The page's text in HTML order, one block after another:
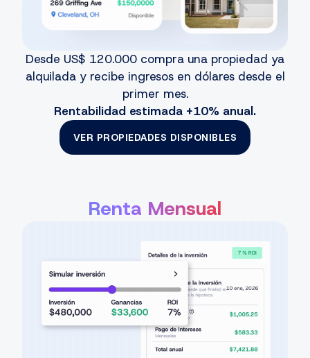
Desde US$ 120.000 compra una propiedad ya
alquilada y recibe ingresos en dólares desde el
primer mes.
Rentabilidad estimada +10% anual.
VER PROPIEDADES DISPONIBLES
Renta Mensual